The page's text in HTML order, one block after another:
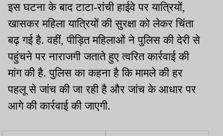
इस घटना के बाद टाटा-रांची हाईवे पर यात्रियों,
खासकर महिला यात्रियों की सुरक्षा को लेकर चिंता
बढ़ गई है. वहीं, पीड़ित महिलाओं ने पुलिस की देरी से
पहुंचने पर नाराजगी जताते हुए त्वरित कार्रवाई की
मांग की है. पुलिस का कहना है कि मामले की हर
पहलू से जांच की जा रही है और जांच के आधार पर
आगे की कार्रवाई की जाएगी.